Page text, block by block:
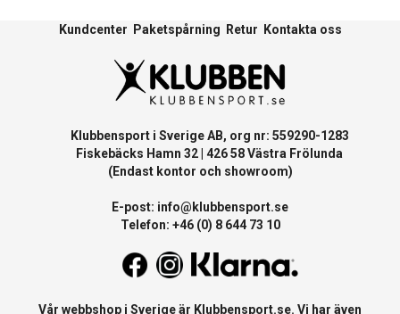
Kundcenter Paketspårning Retur Kontakta oss
Klubbensport i Sverige AB, org nr: 559290-1283
Fiskebäcks Hamn 32 | 426 58 Västra Frölunda
(Endast kontor och showroom)
E-post: info@klubbensport.se
Telefon: +46 (0) 8 644 73 10
Vår webbshop i Sverige är Klubbensport.se. Vi har även